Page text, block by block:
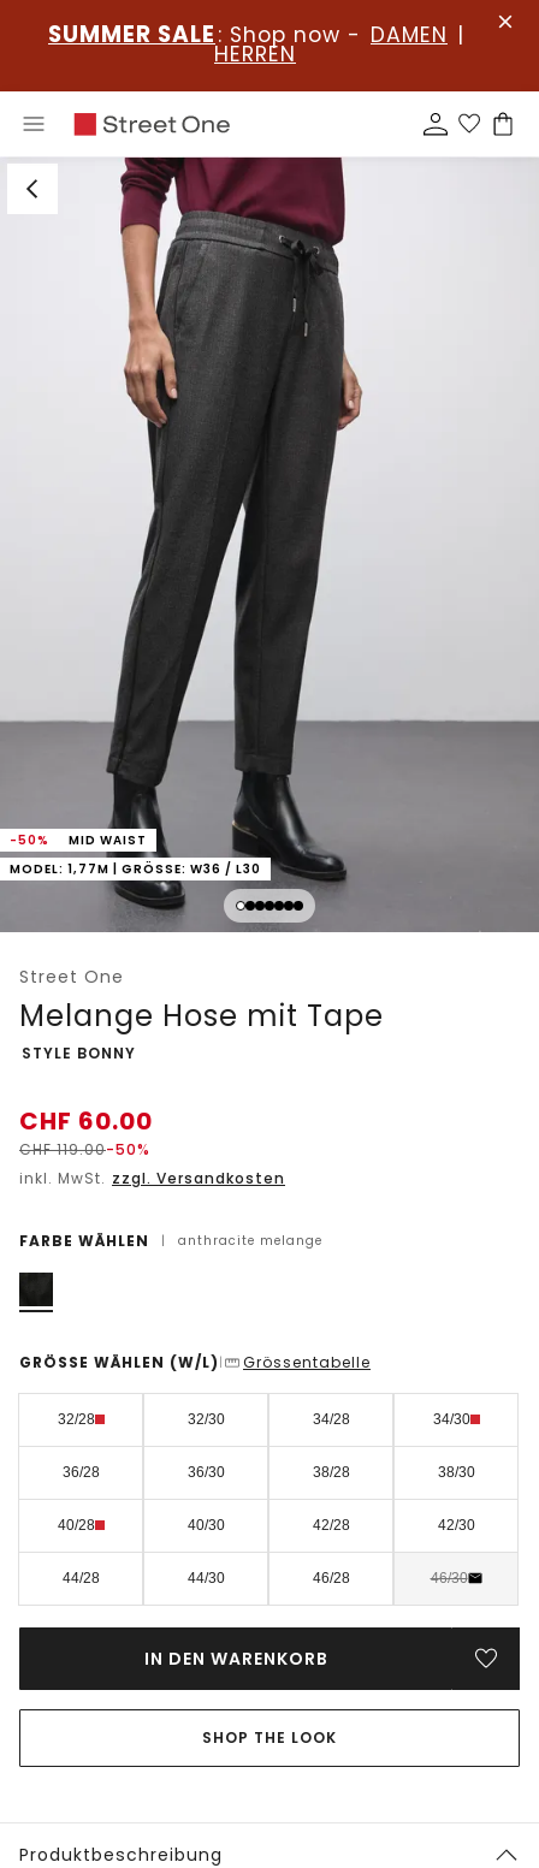
SUMMER SALE : Shop now - DAMEN |
HERREN
-50%
MID WAIST
MODEL: 1,77M | GRÖSSE: W36 / L30
Street One
Melange Hose mit Tape
-
STYLE BONNY
CHF 60.00
CHF119.00-50%
inkl. MwSt. zzgl. Versandkosten
FARBE WÄHLEN | anthracite melange
GRÖSSE WÄHLEN (W/L) | Grössentabelle
32/28 32/30 34/28 34/30
36/28 36/30 38/28 38/30
40/28 40/30 42/28 42/30
44/28 44/30 46/28 46/30
IN DEN WARENKORB
SHOP THE LOOK
Produktbeschreibung